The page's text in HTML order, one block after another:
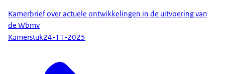
Kamerbrief over actuele ontwikkelingen in de uitvoering van
de Wbmv
Kamerstuk24-11-2025